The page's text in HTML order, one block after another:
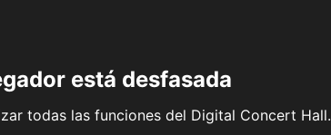
está desfasada
todas las funciones del Digital Concert Hall.